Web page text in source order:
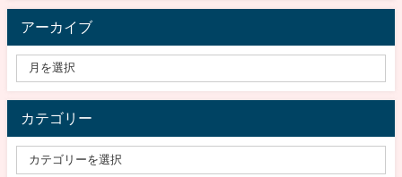
アーカイブ
カテゴリー